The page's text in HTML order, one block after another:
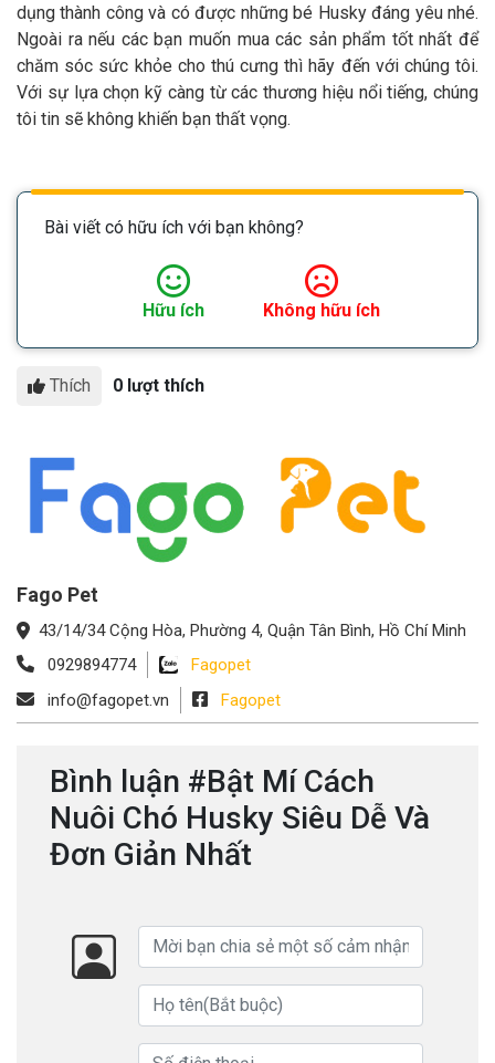
dụng thành công và có được những bé Husky đáng yêu nhé.
Ngoài ra nếu các bạn muốn mua các sản phẩm tốt nhất để
chăm sóc sức khỏe cho thú cưng thì hãy đến với chúng tôi.
Với sự lựa chọn kỹ càng từ các thương hiệu nổi tiếng, chúng
tôi tin sẽ không khiến bạn thất vọng.
Bài viết có hữu ích với bạn không?
Hữu ích Không hữu ích
Thích 0 lượt thích
Fago Pet
43/14/34 Cộng Hòa, Phường 4, Quận Tân Bình, Hồ Chí Minh
0929894774
Fagopet
info@fagopet.vn
Fagopet
Bình luận #Bật Mí Cách
Nuôi Chó Husky Siêu Dễ Và
Đơn Giản Nhất